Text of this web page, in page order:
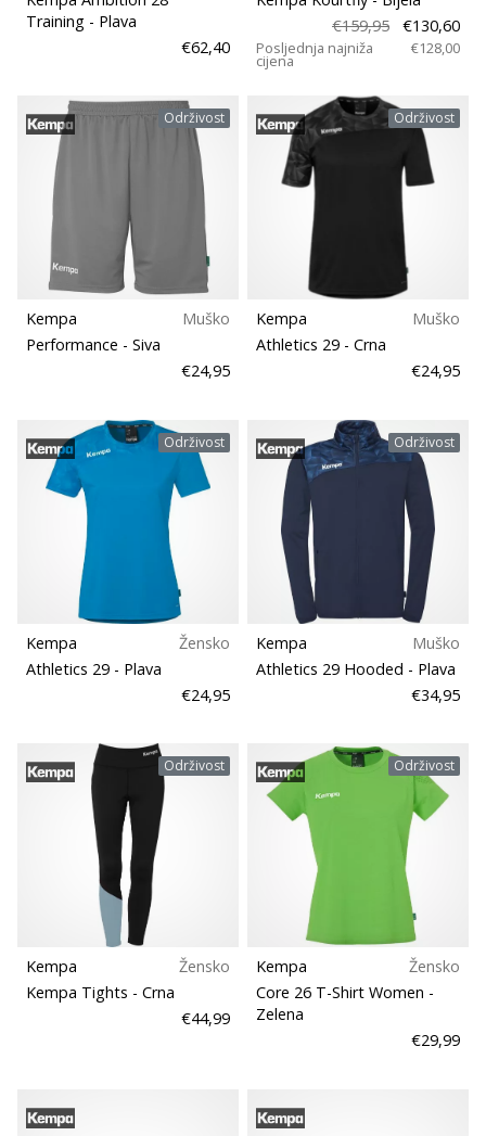
Training - Plava
€62,40
€159,95
€130,60
Posljednja najniža
cijena
€128,00
Održivost
Kempa
Muško
Performance - Siva
€24,95
Održivost
Kempa
Muško
Athletics 29 - Crna
€24,95
Održivost
Kempa
Žensko
Athletics 29 - Plava
€24,95
Održivost
Kempa
Muško
Athletics 29 Hooded - Plava
€34,95
Održivost
Kempa
Žensko
Kempa Tights - Crna
€44,99
Održivost
Kempa
Žensko
Core 26 T-Shirt Women -
Zelena
€29,99